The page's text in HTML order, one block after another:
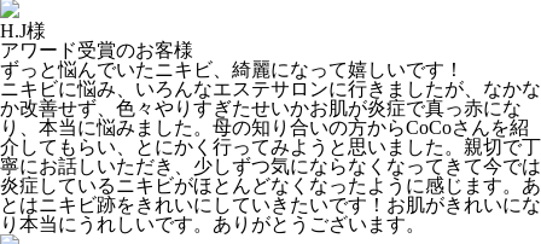
H.J様
アワード受賞のお客様
ずっと悩んでいたニキビ、綺麗になって嬉しいです！
ニキビに悩み、いろんなエステサロンに行きましたが、なかな
か改善せず、色々やりすぎたせいかお肌が炎症で真っ赤にな
り、本当に悩みました。母の知り合いの方からCoCoさんを紹
介してもらい、とにかく行ってみようと思いました。親切で丁
寧にお話しいただき、少しずつ気にならなくなってきて今では
炎症しているニキビがほとんどなくなったように感じます。あ
とはニキビ跡をきれいにしていきたいです！お肌がきれいにな
り本当にうれしいです。ありがとうございます。